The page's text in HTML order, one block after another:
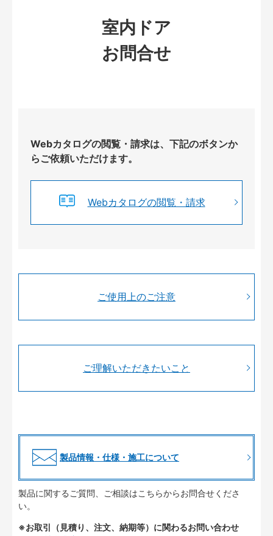
室内ドア
お問合せ
Webカタログの閲覧・請求は、下記のボタンか
らご依頼いただけます。
Webカタログの閲覧・請求
ご使用上のご注意
ご理解いただきたいこと
製品情報・仕様・施工について
製品に関するご質問、ご相談はこちらからお問合せくださ
い。
※お取引（見積り、注文、納期等）に関わるお問い合わせ